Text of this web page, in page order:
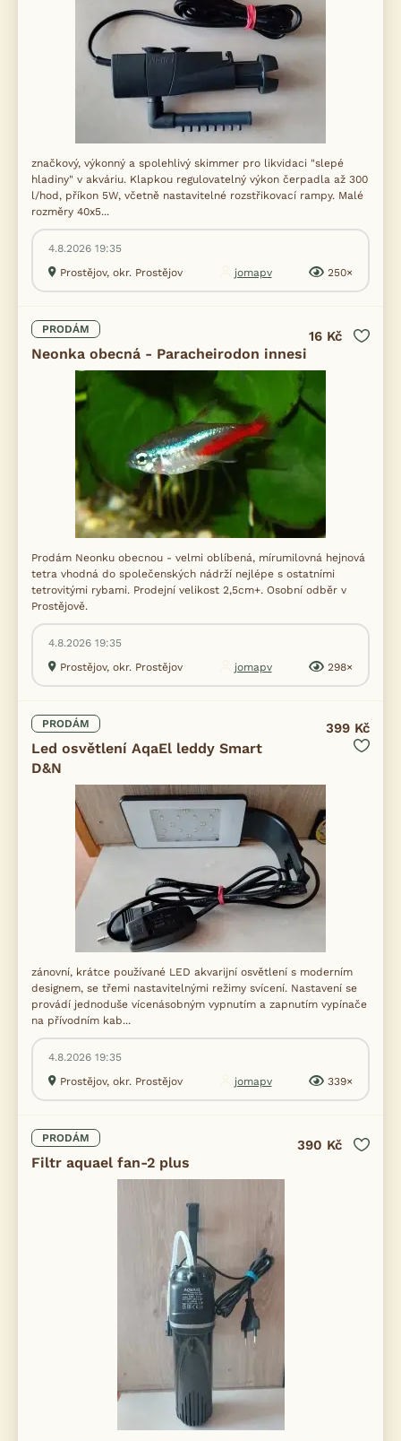
značkový, výkonný a spolehlivý skimmer pro likvidaci "slepé
hladiny" v akváriu. Klapkou regulovatelný výkon čerpadla až 300
l/hod, příkon 5W, včetně nastavitelné rozstřikovací rampy. Malé
rozměry 40x5...
4.8.2026 19:35
Prostějov, okr. Prostějov
jomapv 250×
PRODÁM
Neonka obecná - Paracheirodon innesi
16 Kč
Prodám Neonku obecnou - velmi oblíbená, mírumilovná hejnová
tetra vhodná do společenských nádrží nejlépe s ostatními
tetrovitými rybami. Prodejní velikost 2,5cm+. Osobní odběr v
Prostějově.
4.8.2026 19:35
Prostějov, okr. Prostějov
jomapv 298×
PRODÁM
Led osvětlení AqaEl leddy Smart
D&N
399 Kč
zánovní, krátce používané LED akvarijní osvětlení s moderním
designem, se třemi nastavitelnými režimy svícení. Nastavení se
provádí jednoduše vícenásobným vypnutím a zapnutím vypínače
na přívodním kab...
4.8.2026 19:35
Prostějov, okr. Prostějov
jomapv 339×
PRODÁM
Filtr aquael fan-2 plus
390 Kč